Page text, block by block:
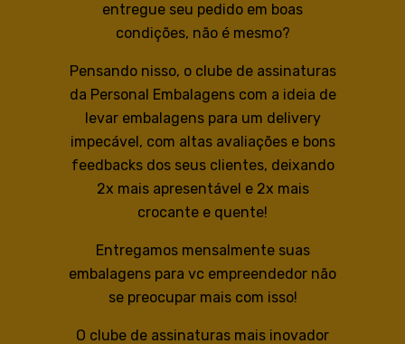
entregue seu pedido em boas
condições, não é mesmo?
Pensando nisso, o clube de assinaturas
da Personal Embalagens com a ideia de
levar embalagens para um delivery
impecável, com altas avaliações e bons
feedbacks dos seus clientes, deixando
2x mais apresentável e 2x mais
crocante e quente!
Entregamos mensalmente suas
embalagens para vc empreendedor não
se preocupar mais com isso!
O clube de assinaturas mais inovador